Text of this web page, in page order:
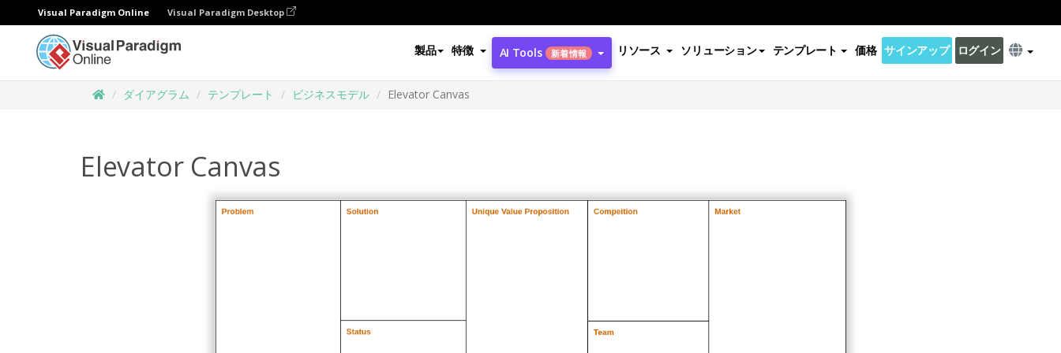
Visual Paradigm Online Visual Paradigm Desktop
製品 特徴 AI Tools 新着情報 リソース ソリューション テンプレート 価格 サインアップ ログイン
ダイアグラム テンプレート ビジネスモデル Elevator Canvas
Elevator Canvas